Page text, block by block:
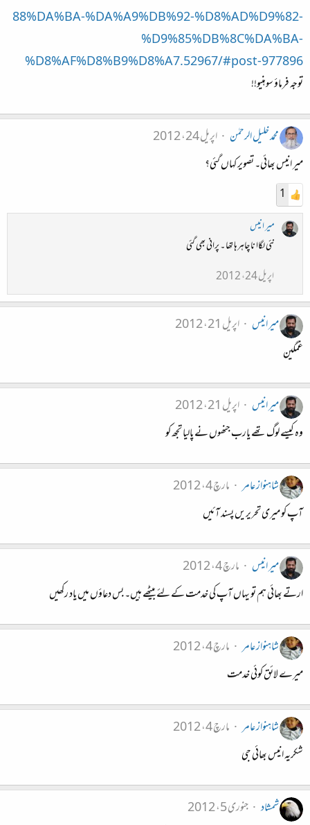
88%DA%BA-%DA%A9%DB%92-%D8%AD%D9%82-
%D9%85%DB%8C%DA%BA-
%D8%AF%D8%B9%D8%A7.52967/#post-977896
توجہ فرماؤ سوہنیو!!
محمد خلیل الرحمٰن
اپریل 24، 2012
میر انیس بھائی۔ تصویر کہاں گئی؟
1
میر انیس
نئی لگاا نا چاہرہا تھا ۔ پرانی بھی گئی
اپریل 24، 2012
میر انیس
اپریل 21، 2012
غمگین
میر انیس
اپریل 21، 2012
وہ کیسے لوگ تھے یارب جنھوں نے پالیا تجھ کو
شاہنواز عامر
مارچ 4، 2012
آپ کو میری تحریریں پسند آئیں
میر انیس
مارچ 4، 2012
ارتے بھائی ہم تو یہاں آپ کی خدمت کے لئے بیٹھے ہیں۔ بس دعاؤں میں یاد رکھیں
شاہنواز عامر
مارچ 4، 2012
میرے لائق کوئی خدمت
شاہنواز عامر
مارچ 4، 2012
شکریہ انیس بھائی جی
شمشاد
جنوری 5، 2012